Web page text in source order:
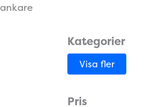
ankare
Kategorier
Visa fler
Pris